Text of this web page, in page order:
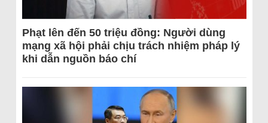
Phạt lên đến 50 triệu đồng: Người dùng
mạng xã hội phải chịu trách nhiệm pháp lý
khi dẫn nguồn báo chí